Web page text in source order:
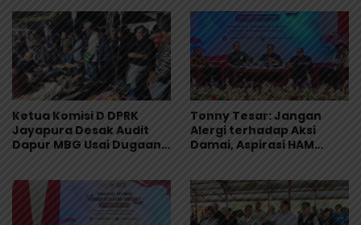
Masyarakat Adat
Ketua Komisi D DPRK
Jayapura Desak Audit
Dapur MBG Usai Dugaan
Tonny Tesar: Jangan
Alergi terhadap Aksi
Damai, Aspirasi HAM